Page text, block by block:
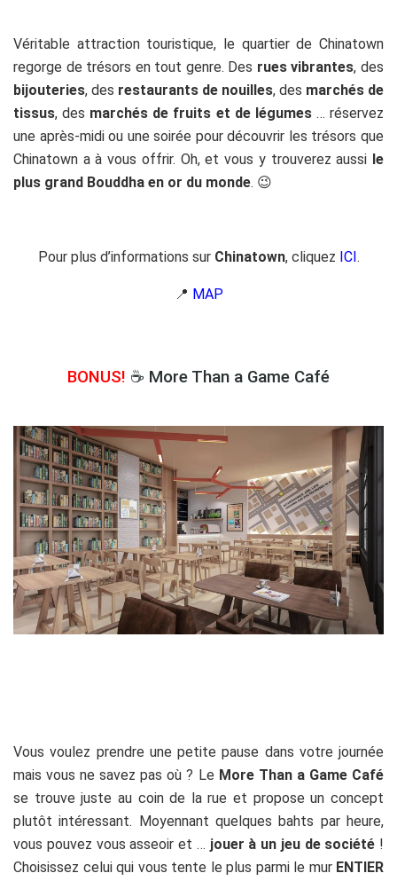
Véritable attraction touristique, le quartier de Chinatown
regorge de trésors en tout genre. Des rues vibrantes, des
bijouteries, des restaurants de nouilles, des marchés de
tissus, des marchés de fruits et de légumes… réservez
une après-midi ou une soirée pour découvrir les trésors que
Chinatown a à vous offrir. Oh, et vous y trouverez aussi le
plus grand Bouddha en or du monde. 😉
Pour plus d’informations sur Chinatown, cliquez ICI .
📍 MAP
BONUS! ☕ More Than a Game Café
Vous voulez prendre une petite pause dans votre journée
mais vous ne savez pas où ? Le More Than a Game Café
se trouve juste au coin de la rue et propose un concept
plutôt intéressant. Moyennant quelques bahts par heure,
vous pouvez vous asseoir et … jouer à un jeu de société !
Choisissez celui qui vous tente le plus parmi le mur ENTIER